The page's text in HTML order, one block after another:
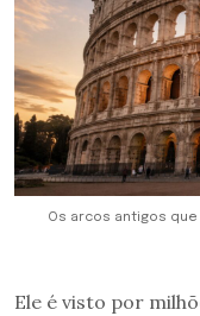
Os arcos antigos
Ele é visto por